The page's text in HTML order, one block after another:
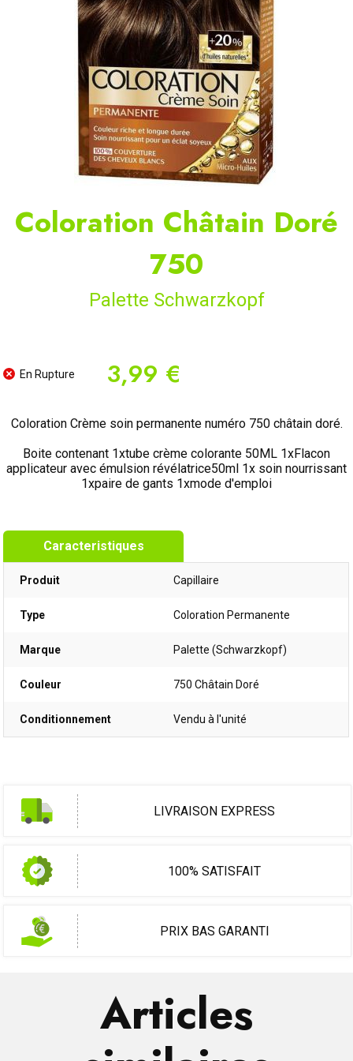
Coloration Châtain Doré
750
Palette Schwarzkopf
En Rupture 3,99 €
Coloration Crème soin permanente numéro 750 châtain doré.
Boite contenant 1xtube crème colorante 50ML 1xFlacon
applicateur avec émulsion révélatrice50ml 1x soin nourrissant
1xpaire de gants 1xmode d'emploi
Caracteristiques
Produit Capillaire
Type Coloration Permanente
Marque Palette (Schwarzkopf)
Couleur 750 Châtain Doré
Conditionnement Vendu à l'unité
LIVRAISON EXPRESS
100% SATISFAIT
PRIX BAS GARANTI
Articles